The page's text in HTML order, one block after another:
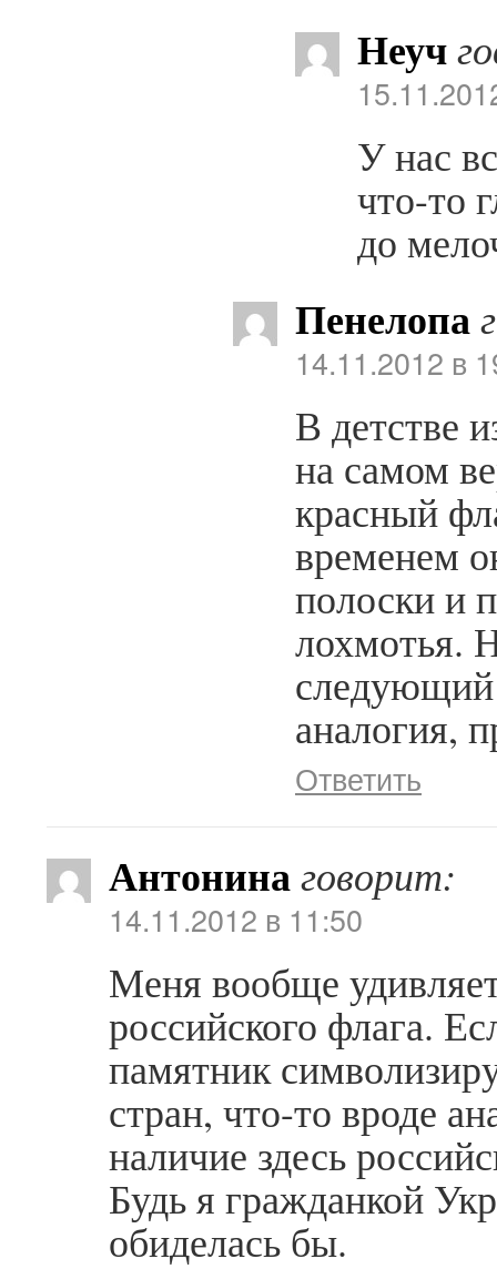
Неуч
У нас
что-то
до
Пенелопа
14.11.2012 в
В детстве
на самом
красный
временем
полоски и
лохмотья.
следующий
аналогия,
Ответить
Антонинаговорит:
14.11.2012 в 11:50
Меня вообще
российского флага.
памятник
стран, что-то вроде
наличие здесь
Будь я гражданкой
обиделась бы.